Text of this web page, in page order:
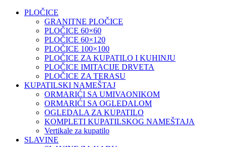
PLOČICE
GRANITNE PLOČICE
PLOČICE 60×60
PLOČICE 60×120
PLOČICE 100×100
PLOČICE ZA KUPATILO I KUHINJU
PLOČICE IMITACIJE DRVETA
PLOČICE ZA TERASU
KUPATILSKI NAMEŠTAJ
ORMARIĆI SA UMIVAONIKOM
ORMARIĆI SA OGLEDALOM
OGLEDALA ZA KUPATILO
KOMPLETI KUPATILSKOG NAMEŠTAJA
Vertikale za kupatilo
SLAVINE